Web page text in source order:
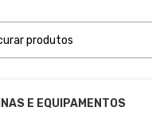
E EQUIPAMENTOS